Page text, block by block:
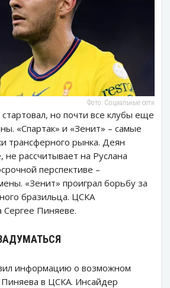
Фото: Социальные сети
но почти все клубы еще
«Спартак» и «Зенит» – самые
трансферного рынка. Деян
не рассчитывает на Руслана
перспективе –
«Зенит» проиграл борьбу за
бразильца. ЦСКА
Сергее Пиняеве.
информацию о возможном
в ЦСКА. Инсайдер